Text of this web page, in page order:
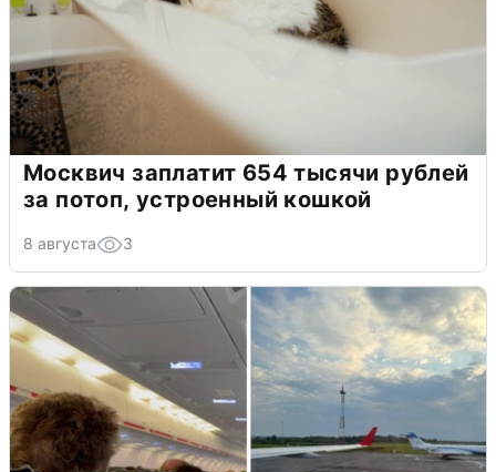
Москвич заплатит 654 тысячи рублей
за потоп, устроенный кошкой
8 августа 3